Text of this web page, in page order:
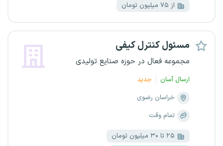
از ۷۵ میلیون تومان
مسئول کنترل کیفی
مجموعه فعال در حوزه صنایع تولیدی
ارسال آسان
جدید
خراسان رضوی
تمام وقت
۲۵ تا ۳۰ میلیون تومان